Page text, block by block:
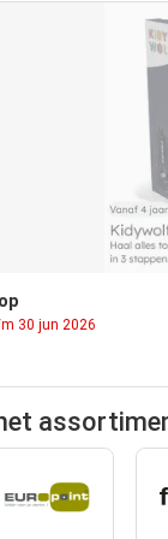
30 jun 2026